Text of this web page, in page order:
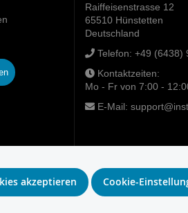
Raiffeisenstrasse 12
65510 Hünstetten
Deutschland
Telefon: +49 (6438)
Kontaktzeiten:
Mo - Fr von 7:00 -
E-Mail:
akzeptieren Cookie-